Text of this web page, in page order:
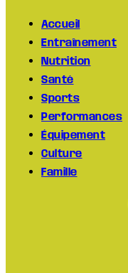
Accueil
Entraînement
Nutrition
Santé
Sports
Performances
Équipement
Culture
Famille